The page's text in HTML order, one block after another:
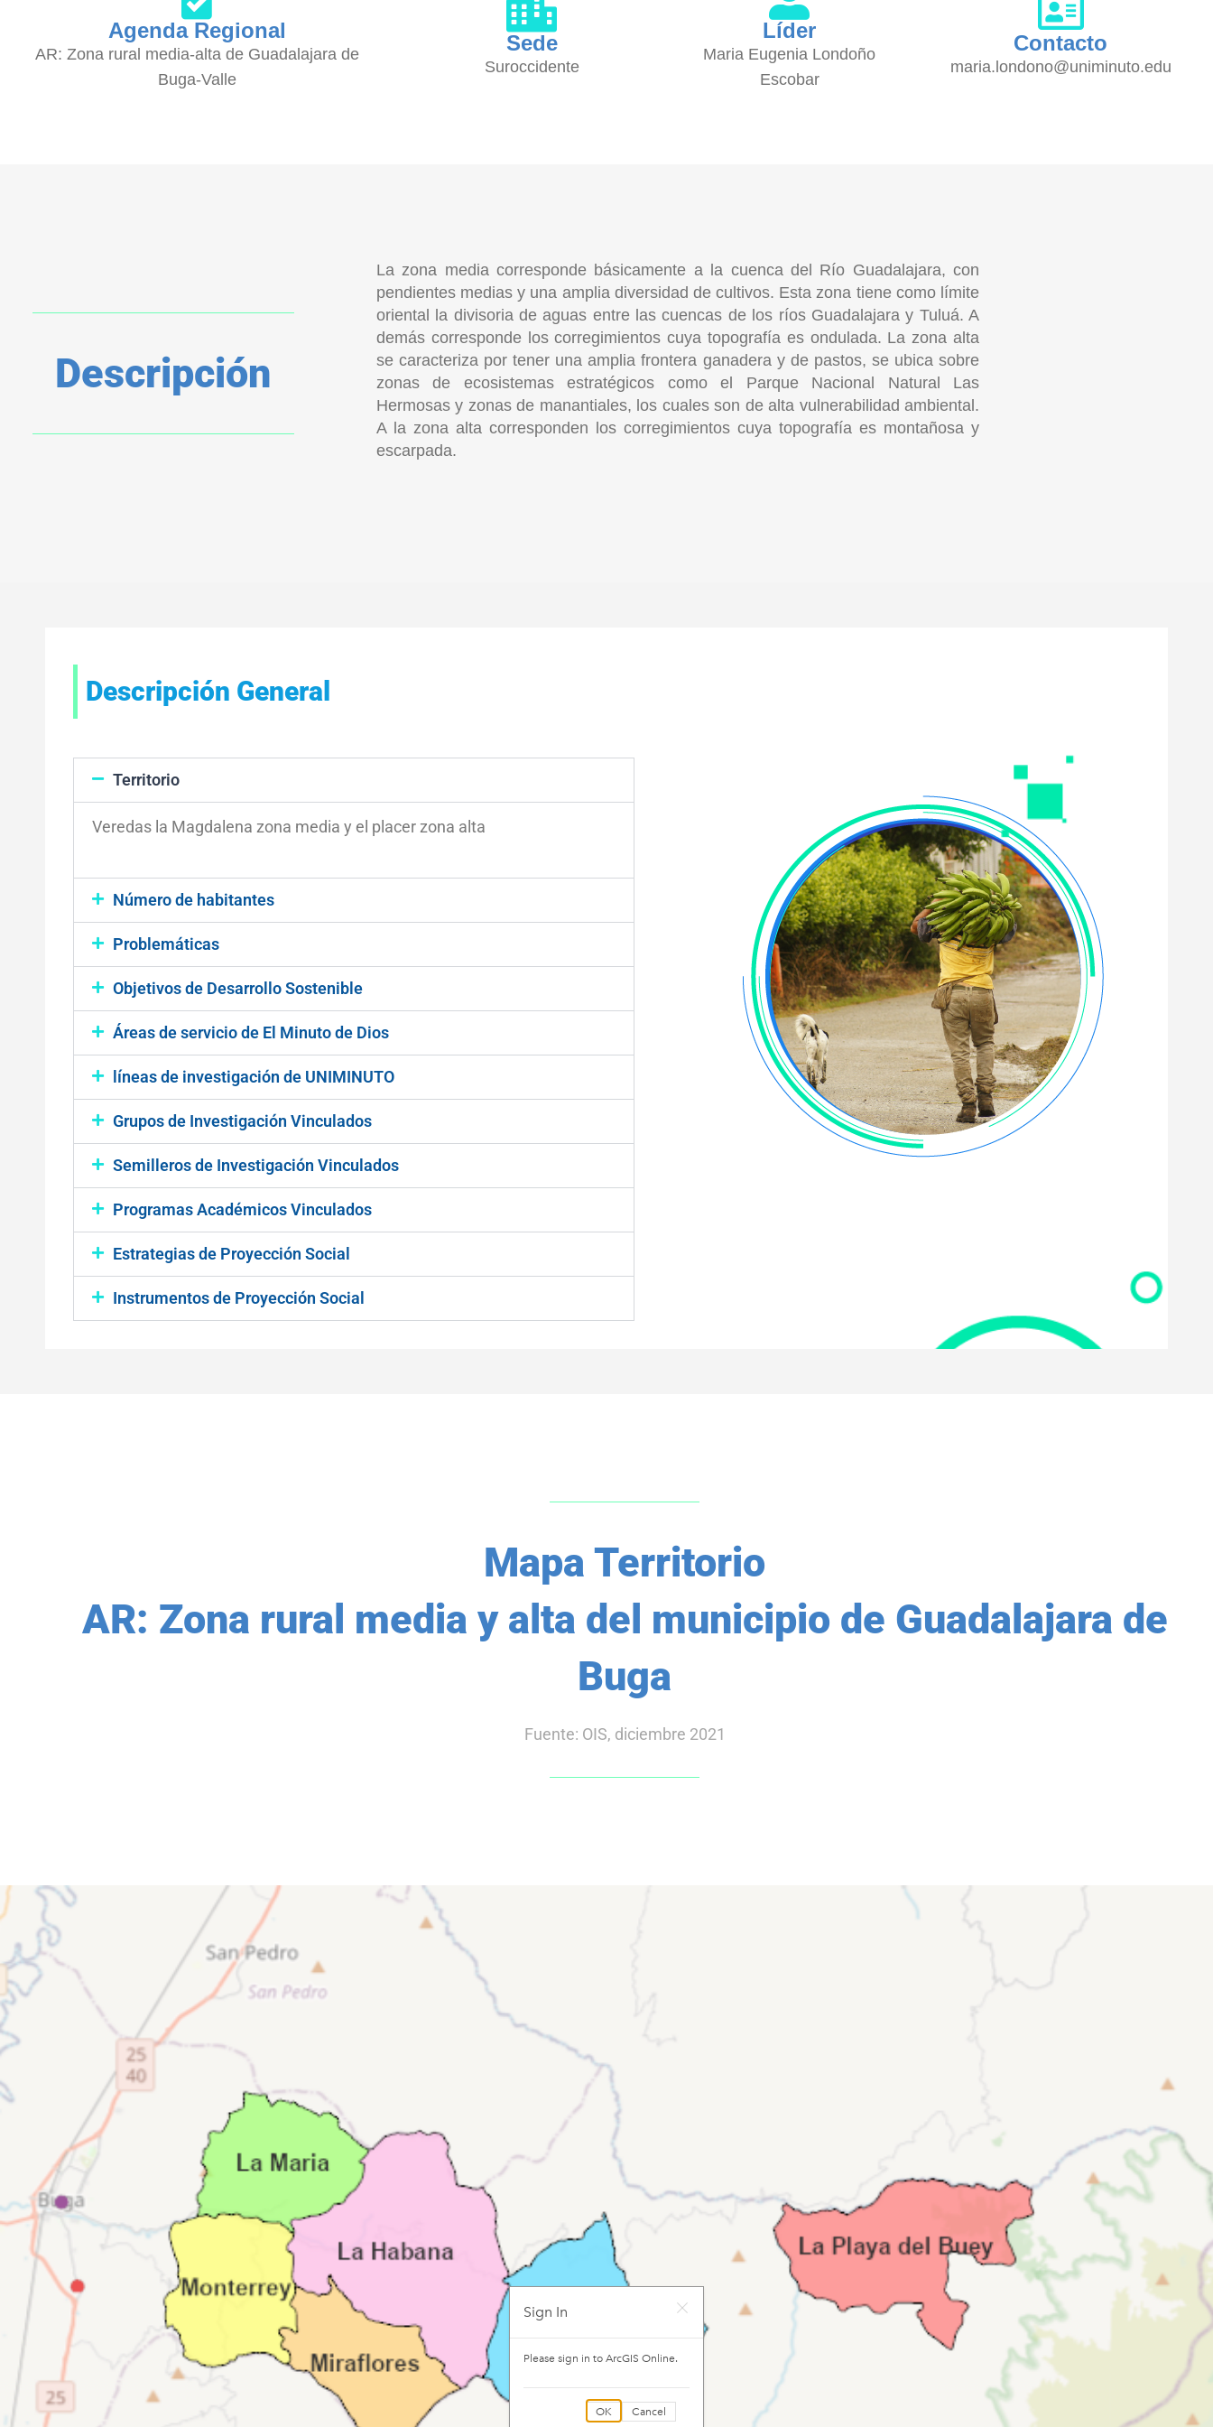
Agenda Regional
AR: Zona rural media-alta de Guadalajara de
Buga-Valle
Sede
Suroccidente
Líder
Maria Eugenia Londoño
Escobar
Contacto
maria.londono@uniminuto.edu
Descripción
La zona media corresponde básicamente a la cuenca del Río Guadalajara, con
pendientes medias y una amplia diversidad de cultivos. Esta zona tiene como límite
oriental la divisoria de aguas entre las cuencas de los ríos Guadalajara y Tuluá. A
demás corresponde los corregimientos cuya topografía es ondulada. La zona alta
se caracteriza por tener una amplia frontera ganadera y de pastos, se ubica sobre
zonas de ecosistemas estratégicos como el Parque Nacional Natural Las
Hermosas y zonas de manantiales, los cuales son de alta vulnerabilidad ambiental.
A la zona alta corresponden los corregimientos cuya topografía es montañosa y
escarpada.
Descripción General
Territorio
Veredas la Magdalena zona media y el placer zona alta
Número de habitantes
Problemáticas
Objetivos de Desarrollo Sostenible
Áreas de servicio de El Minuto de Dios
líneas de investigación de UNIMINUTO
Grupos de Investigación Vinculados
Semilleros de Investigación Vinculados
Programas Académicos Vinculados
Estrategias de Proyección Social
Instrumentos de Proyección Social
Mapa Territorio
AR: Zona rural media y alta del municipio de Guadalajara de
Buga
Fuente: OIS, diciembre 2021